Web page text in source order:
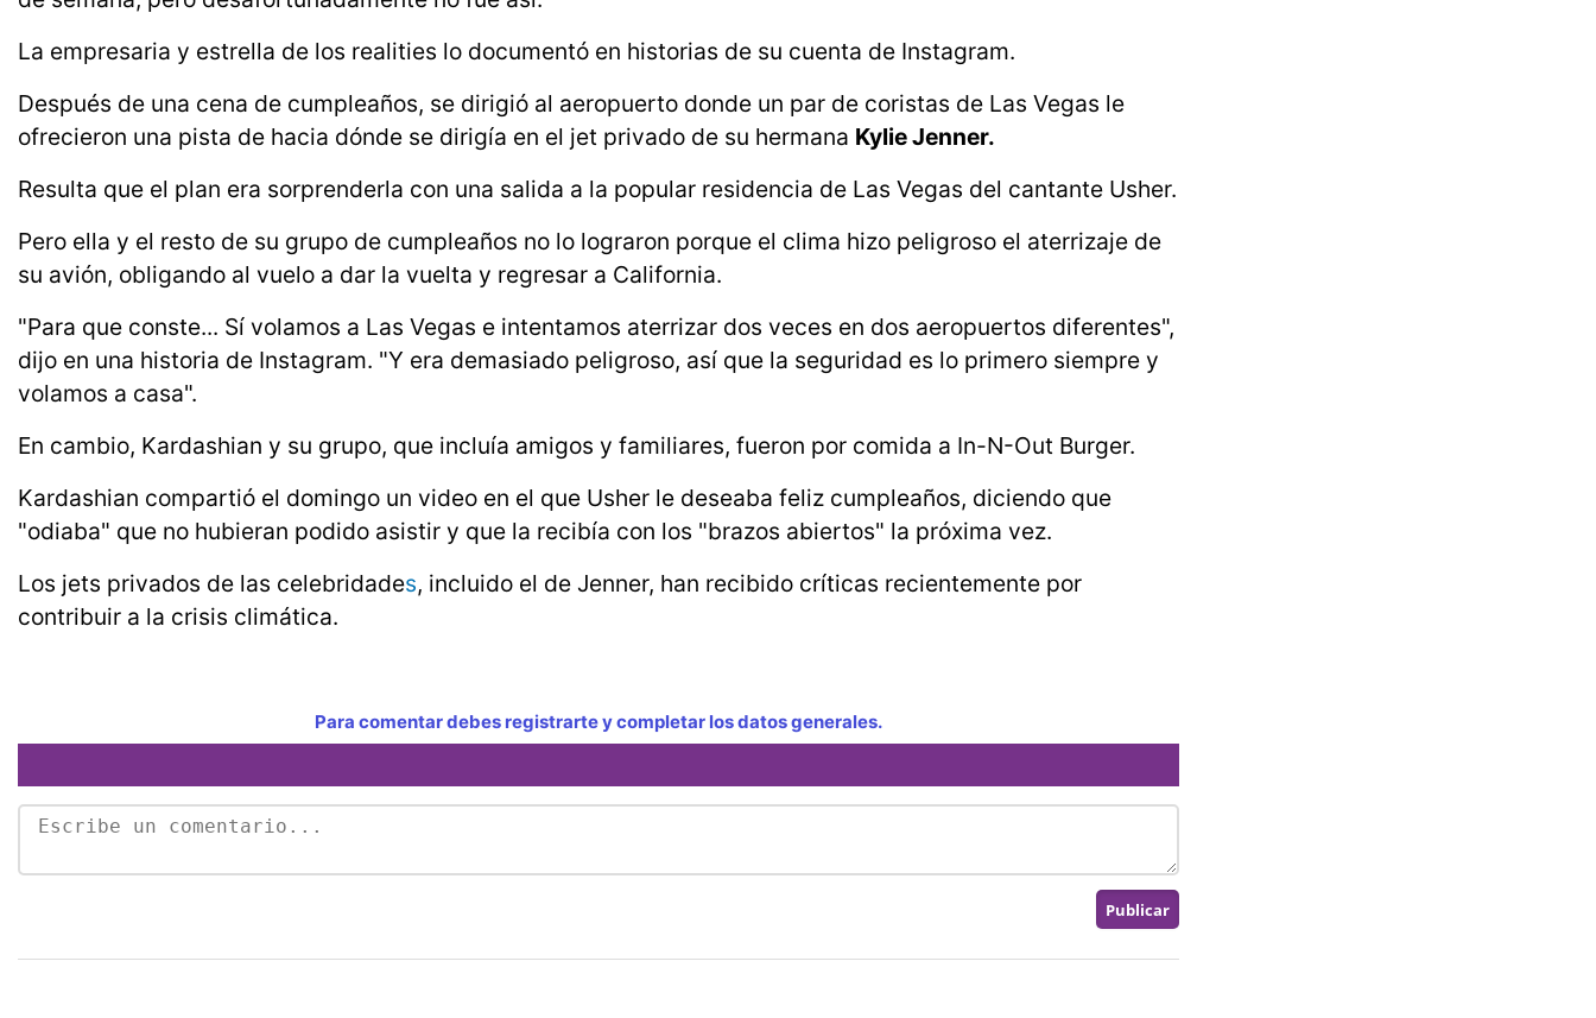
La empresaria y estrella de los realities lo documentó en historias de su cuenta de Instagram.
Después de una cena de cumpleaños, se dirigió al aeropuerto donde un par de coristas de Las Vegas le
ofrecieron una pista de hacia dónde se dirigía en el jet privado de su hermana Kylie Jenner.
Resulta que el plan era sorprenderla con una salida a la popular residencia de Las Vegas del cantante Usher.
Pero ella y el resto de su grupo de cumpleaños no lo lograron porque el clima hizo peligroso el aterrizaje de
su avión, obligando al vuelo a dar la vuelta y regresar a California.
"Para que conste... Sí volamos a Las Vegas e intentamos aterrizar dos veces en dos aeropuertos diferentes",
dijo en una historia de Instagram. "Y era demasiado peligroso, así que la seguridad es lo primero siempre y
volamos a casa".
En cambio, Kardashian y su grupo, que incluía amigos y familiares, fueron por comida a In-N-Out Burger.
Kardashian compartió el domingo un video en el que Usher le deseaba feliz cumpleaños, diciendo que
"odiaba" que no hubieran podido asistir y que la recibía con los "brazos abiertos" la próxima vez.
Los jets privados de las celebridades, incluido el de Jenner, han recibido críticas recientemente por
contribuir a la crisis climática.
Para comentar debes registrarte y completar los datos generales.